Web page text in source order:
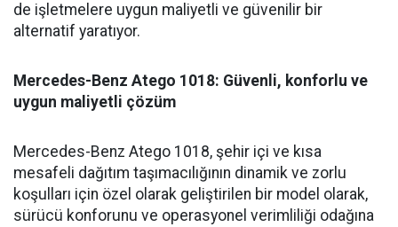
de işletmelere uygun maliyetli ve güvenilir bir
alternatif yaratıyor.
Mercedes-Benz Atego 1018: Güvenli, konforlu ve
uygun maliyetli çözüm
Mercedes-Benz Atego 1018, şehir içi ve kısa
mesafeli dağıtım taşımacılığının dinamik ve zorlu
koşulları için özel olarak geliştirilen bir model olarak,
sürücü konforunu ve operasyonel verimliliği odağına